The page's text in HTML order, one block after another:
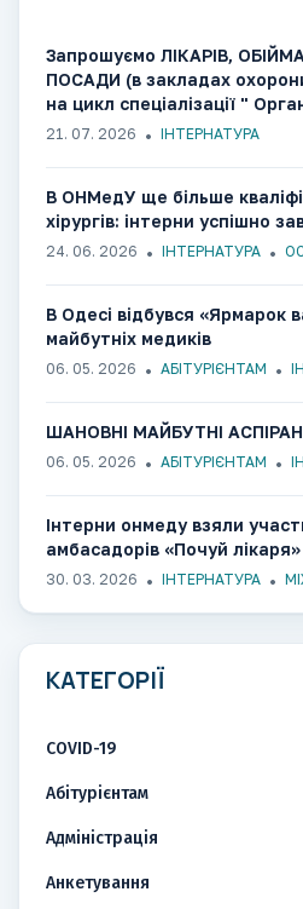
Запрошуємо ЛІКАРІВ,
ПОСАДИ (в закладах
на цикл спеціалізації "
охороною здоров'я"
21. 07. 2026 ІНТЕРНАТУРА
В ОНМедУ ще більше
хірургів: інтерни успішно
24. 06. 2026 ІНТЕРНАТУРА
В Одесі відбувся «Ярмарок
майбутніх медиків
06. 05. 2026 АБІТУРІЄНТАМ
ШАНОВНІ МАЙБУТНІ
06. 05. 2026 АБІТУРІЄНТАМ
Інтерни онмеду взяли
амбасадорів «Почуй лікаря»
30. 03. 2026 ІНТЕРНАТУРА
КАТЕГОРІЇ
COVID-19
Абітурієнтам
Адміністрація
Анкетування